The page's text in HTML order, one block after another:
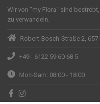
Wir von "my Flora" sind
zu verwandeln.
Robert-Bosch-Straße 2,
+49 - 6122 59 60 68 5
Mon-Sam: 08:00 - 18:00